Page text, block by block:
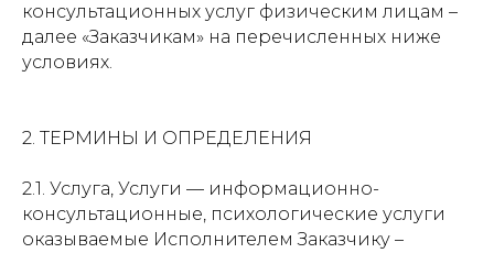
консультационных услуг физическим лицам –
далее «Заказчикам» на перечисленных ниже
условиях.
2. ТЕРМИНЫ И ОПРЕДЕЛЕНИЯ
2.1. Услуга, Услуги — информационно-
консультационные, психологические услуги
оказываемые Исполнителем Заказчику –